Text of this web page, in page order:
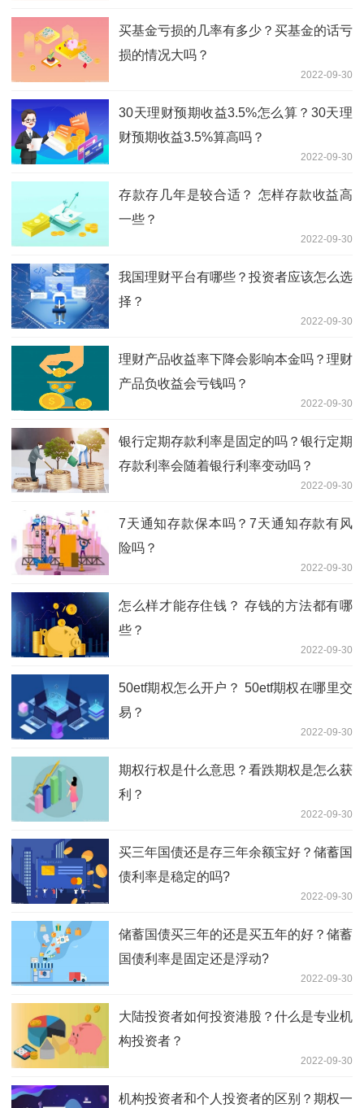
买基金亏损的几率有多少？买基金的话亏
损的情况大吗？
2022-09-30
30天理财预期收益3.5%怎么算？30天理
财预期收益3.5%算高吗？
2022-09-30
存款存几年是较合适？ 怎样存款收益高
一些？
2022-09-30
我国理财平台有哪些？投资者应该怎么选
择？
2022-09-30
理财产品收益率下降会影响本金吗？理财
产品负收益会亏钱吗？
2022-09-30
银行定期存款利率是固定的吗？银行定期
存款利率会随着银行利率变动吗？
2022-09-30
7天通知存款保本吗？7天通知存款有风
险吗？
2022-09-30
怎么样才能存住钱？ 存钱的方法都有哪
些？
2022-09-30
50etf期权怎么开户？ 50etf期权在哪里交
易？
2022-09-30
期权行权是什么意思？看跌期权是怎么获
利？
2022-09-30
买三年国债还是存三年余额宝好？储蓄国
债利率是稳定的吗?
2022-09-30
储蓄国债买三年的还是买五年的好？储蓄
国债利率是固定还是浮动?
2022-09-30
大陆投资者如何投资港股？什么是专业机
构投资者？
2022-09-30
机构投资者和个人投资者的区别？期权一